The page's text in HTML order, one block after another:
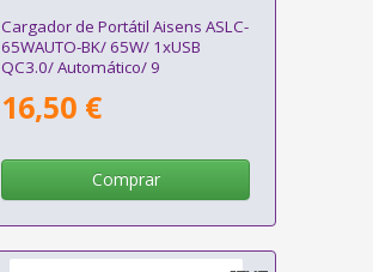
Cargador de Portátil Aisens ASLC-
65WAUTO-BK/ 65W/ 1xUSB
QC3.0/ Automático/ 9
16,50 €
Comprar